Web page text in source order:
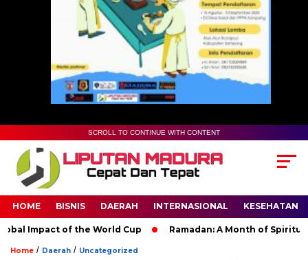
SCROLL TO CONTINUE WITH CONTENT
HOME BISNIS DAERAH INTERNASIONAL KESEHATAN
Impact of the World Cup Ramadan: A Month of Spiritual
Home / Daerah / Uncategorized